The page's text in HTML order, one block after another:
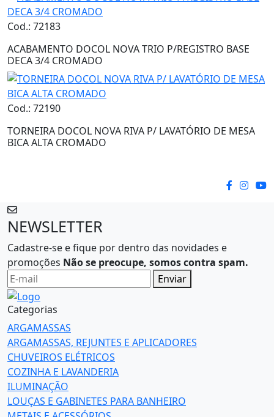
Cod.: 72183
ACABAMENTO DOCOL NOVA TRIO P/REGISTRO BASE
DECA 3/4 CROMADO
Cod.: 72190
TORNEIRA DOCOL NOVA RIVA P/ LAVATÓRIO DE MESA
BICA ALTA CROMADO
NEWSLETTER
Cadastre-se e fique por dentro das novidades e
promoções Não se preocupe, somos contra spam.
Enviar
Categorias
ARGAMASSAS
ARGAMASSAS, REJUNTES E APLICADORES
CHUVEIROS ELÉTRICOS
COZINHA E LAVANDERIA
ILUMINAÇÃO
LOUÇAS E GABINETES PARA BANHEIRO